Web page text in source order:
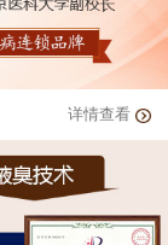
详情查看